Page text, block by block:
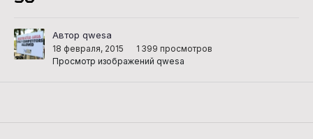
Автор qwesa
18 февраля, 2015
1 399 просмотров
Просмотр изображений qwesa